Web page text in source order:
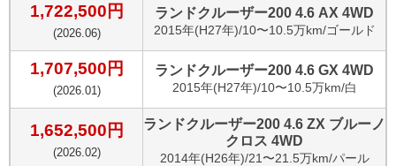
1,722,500 円
(2026.06)
ランドクルーザー200 4.6 AX 4WD
2015年(H27年)/10〜10.5万km/ゴールド
1,707,500 円
(2026.01)
ランドクルーザー200 4.6 GX 4WD
2015年(H27年)/10〜10.5万km/白
1,652,500 円
(2026.02)
ランドクルーザー200 4.6 ZX ブルーノ
クロス 4WD
2014年(H26年)/21〜21.5万km/パール